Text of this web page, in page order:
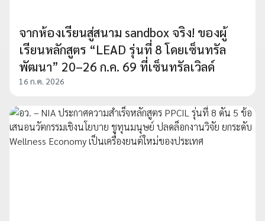
จากห้องเรียนสู่สนาม sandbox จริง! ของผู้
เรียนหลักสูตร “LEAD รุ่นที่ 8 โดยเซ็นทรัล
พัฒนา” 20–26 ก.ค. 69 ที่เซ็นทรัลเวิลด์
16 ก.ค. 2026